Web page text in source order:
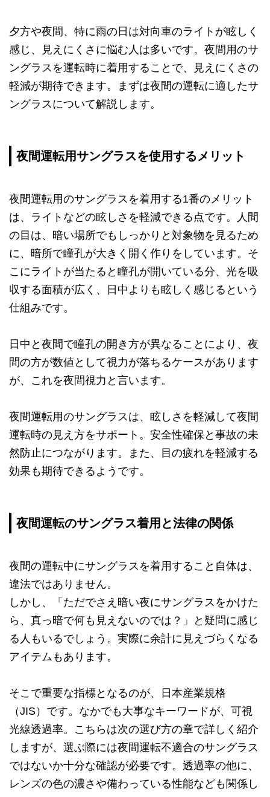
夕方や夜間、特に雨の日は対向車のライトが眩しく
感じ、見えにくさに悩む人は多いです。夜間用のサ
ングラスを運転時に着用することで、見えにくさの
軽減が期待できます。まずは夜間の運転に適したサ
ングラスについて解説します。
夜間運転用サングラスを使用するメリット
夜間運転用のサングラスを着用する1番のメリット
は、ライトなどの眩しさを軽減できる点です。人間
の目は、暗い場所でもしっかりと対象物を見るため
に、暗所で瞳孔が大きく開く作りをしています。そ
こにライトが当たると瞳孔が開いている分、光を吸
収する面積が広く、日中よりも眩しく感じるという
仕組みです。
日中と夜間で瞳孔の開き方が異なることにより、夜
間の方が数値として視力が落ちるケースがあります
が、これを夜間視力と言います。
夜間運転用のサングラスは、眩しさを軽減して夜間
運転時の見え方をサポート。安全性確保と事故の未
然防止につながります。また、目の疲れを軽減する
効果も期待できるようです。
夜間運転のサングラス着用と法律の関係
夜間の運転中にサングラスを着用すること自体は、
違法ではありません。
しかし、「ただでさえ暗い夜にサングラスをかけた
ら、真っ暗で何も見えないのでは？」と疑問に感じ
る人もいるでしょう。実際に余計に見えづらくなる
アイテムもあります。
そこで重要な指標となるのが、日本産業規格
（JIS）です。なかでも大事なキーワードが、可視
光線透過率。こちらは次の選び方の章で詳しく紹介
しますが、選ぶ際には夜間運転不適合のサングラス
ではないか十分な確認が必要です。透過率の他に、
レンズの色の濃さや備わっている性能なども関係し